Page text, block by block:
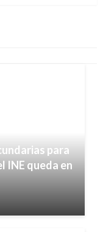
para
INE queda en